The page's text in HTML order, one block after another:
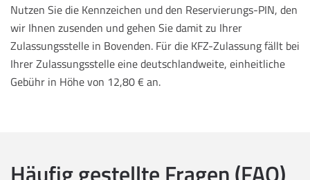
Nutzen Sie die Kennzeichen und den Reservierungs-PIN, den
wir Ihnen zusenden und gehen Sie damit zu Ihrer
Zulassungsstelle in Bovenden. Für die KFZ-Zulassung fällt bei
Ihrer Zulassungsstelle eine deutschlandweite, einheitliche
Gebühr in Höhe von 12,80 € an.